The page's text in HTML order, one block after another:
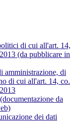
di cui all'art. 14,
(da pubblicare in
amministrazione, di
di cui all'art. 14, co.
da
dei dati